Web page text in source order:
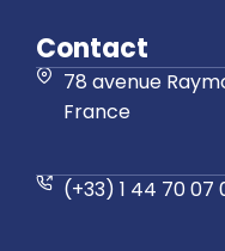
Contact
78 avenue
France
(+33) 1 44 70 07